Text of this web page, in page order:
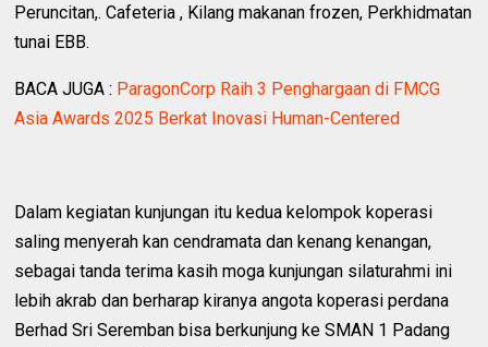
Peruncitan,. Cafeteria , Kilang makanan frozen, Perkhidmatan
tunai EBB.
BACA JUGA : ParagonCorp Raih 3 Penghargaan di FMCG
Asia Awards 2025 Berkat Inovasi Human-Centered
‎Dalam kegiatan kunjungan itu kedua kelompok koperasi
saling menyerah kan cendramata dan kenang kenangan,
sebagai tanda terima kasih moga kunjungan silaturahmi ini
lebih akrab dan berharap kiranya angota koperasi perdana
Berhad Sri Seremban bisa berkunjung ke SMAN 1 Padang